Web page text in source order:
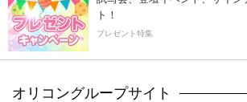
ト！
プレゼント特集
オリコングループサイト